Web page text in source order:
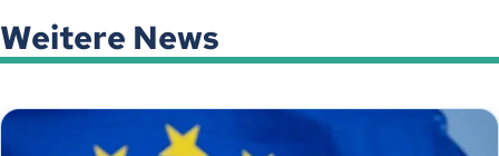
Weitere News